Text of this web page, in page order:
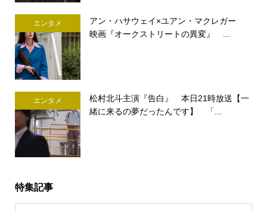
エンタメ
アン・ハサウェイ×ユアン・マクレガー
映画『オークストリートの異変』 ...
エンタメ
松村北斗主演『告白』 本日21時放送【一
緒に来るの夢だったんです】 「...
特集記事